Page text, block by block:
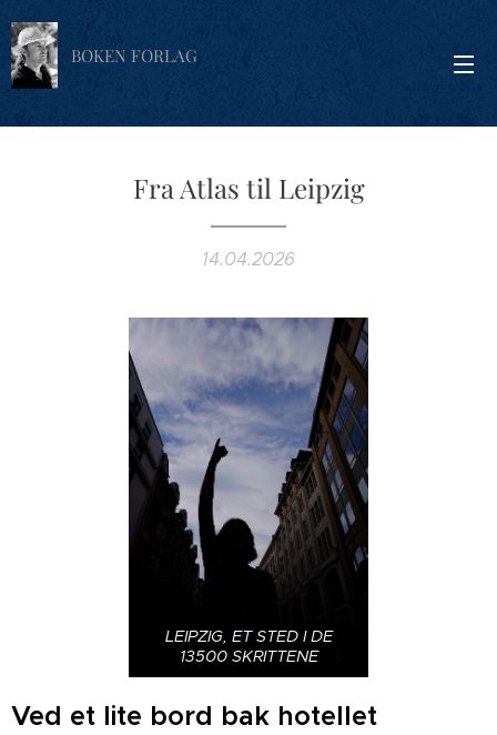
BOKEN FORLAG
Fra Atlas til Leipzig
14.04.2026
LEIPZIG, ET STED I DE
13500 SKRITTENE
Ved et lite bord bak hotellet